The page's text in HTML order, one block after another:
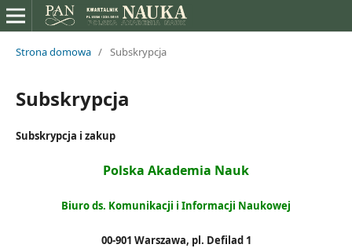
Strona domowa / Subskrypcja
Subskrypcja
Subskrypcja i zakup
Polska Akademia Nauk
Biuro ds. Komunikacji i Informacji Naukowej
00-901 Warszawa, pl. Defilad 1